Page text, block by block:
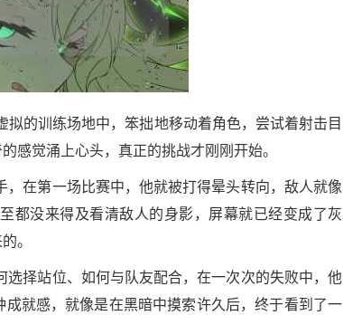
的训练场地中，笨拙地移动着角色，尝试着射击目
感觉涌上心头，真正的挑战才刚刚开始。
在第一场比赛中，他就被打得晕头转向，敌人就像
都没来得及看清敌人的身影，屏幕就已经变成了灰
。
择站位、如何与队友配合，在一次次的失败中，他
就感，就像是在黑暗中摸索许久后，终于看到了一